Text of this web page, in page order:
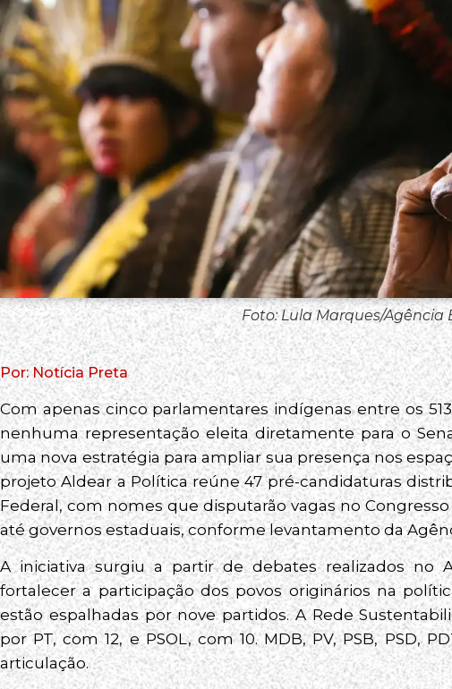
Foto: Lula Marques/Agência
Por: Notícia Preta
Com apenas cinco parlamentares indígenas entre os
nenhuma representação eleita diretamente para o
uma nova estratégia para ampliar sua presença nos
projeto Aldear a Política reúne 47 pré-candidaturas
Federal, com nomes que disputarão vagas no
até governos estaduais, conforme levantamento da
A iniciativa surgiu a partir de debates realizados no
fortalecer a participação dos povos originários na
estão espalhadas por nove partidos. A Rede
por PT, com 12, e PSOL, com 10. MDB, PV, PSB, PSD,
articulação.